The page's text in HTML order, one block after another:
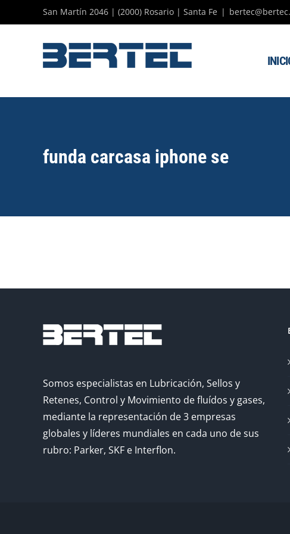
to
San Martín 2046 | (2000) Rosario | Santa Fe |
funda carcasa iphone se
Somos especialistas en Lubricación, Sellos y
Retenes, Control y Movimiento de fluídos y gases,
mediante la representación de 3 empresas
globales y líderes mundiales en cada uno de sus
rubro: Parker, SKF e Interflon.